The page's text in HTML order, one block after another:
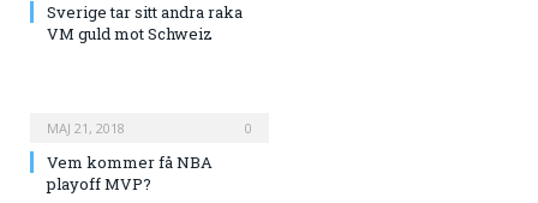
Sverige tar sitt andra raka
VM guld mot Schweiz
MAJ 21, 2018 0
Vem kommer få NBA
playoff MVP?